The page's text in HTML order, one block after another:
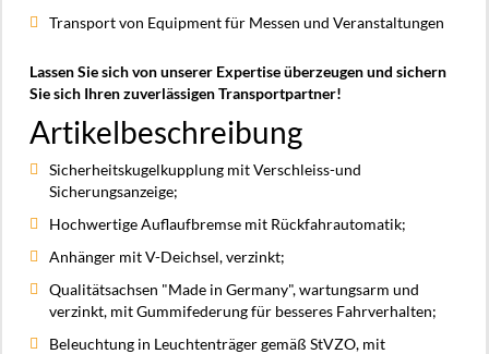
Transport von Equipment für Messen und Veranstaltungen
Lassen Sie sich von unserer Expertise überzeugen und sichern
Sie sich Ihren zuverlässigen Transportpartner!
Artikelbeschreibung
Sicherheitskugelkupplung mit Verschleiss-und
Sicherungsanzeige;
Hochwertige Auflaufbremse mit Rückfahrautomatik;
Anhänger mit V-Deichsel, verzinkt;
Qualitätsachsen "Made in Germany", wartungsarm und
verzinkt, mit Gummifederung für besseres Fahrverhalten;
Beleuchtung in Leuchtenträger gemäß StVZO, mit